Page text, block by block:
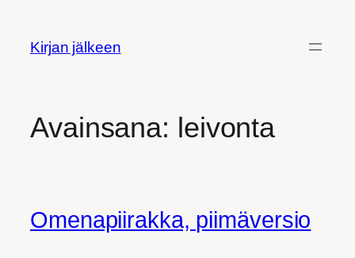
Kirjan jälkeen
Avainsana: leivonta
Omenapiirakka, piimäversio